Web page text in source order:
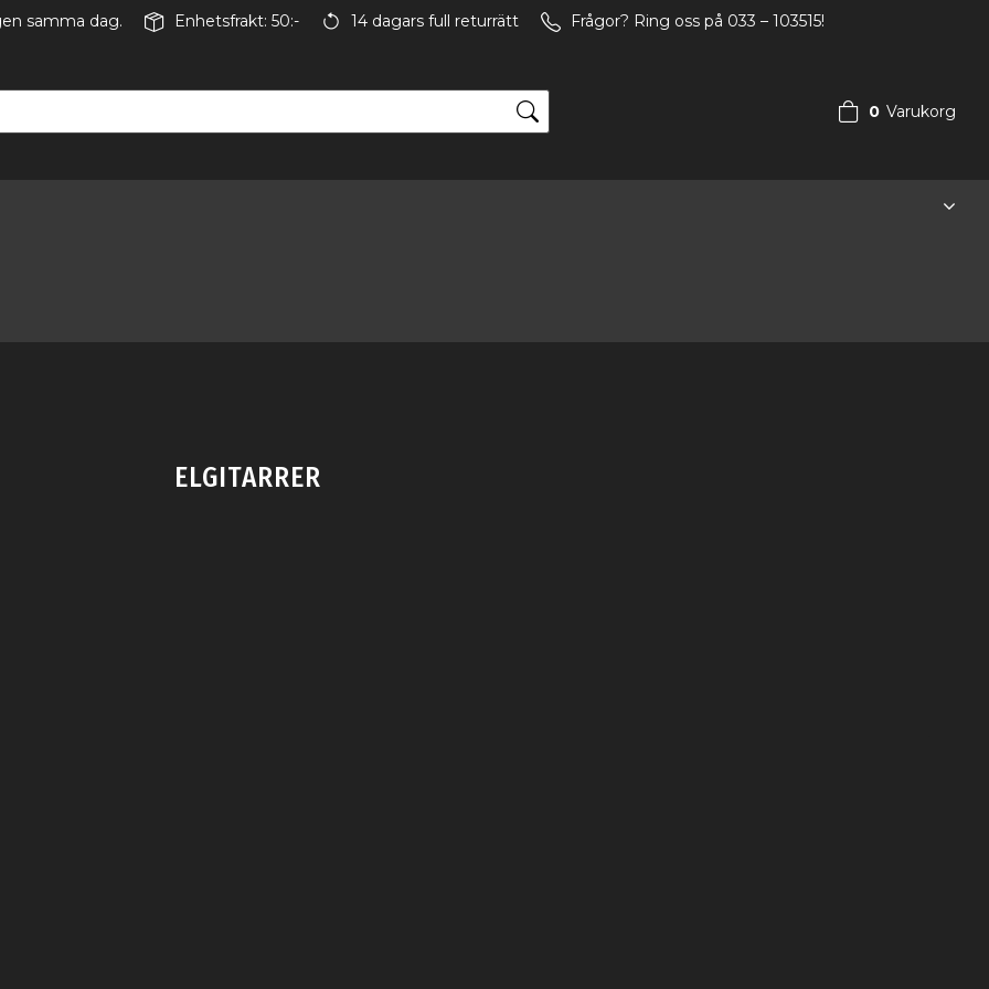
samma dag. Enhetsfrakt: 50:- 14 dagars full returrätt Frågor? Ring oss på 033 – 103515!
0 Varukorg
ELGITARRER